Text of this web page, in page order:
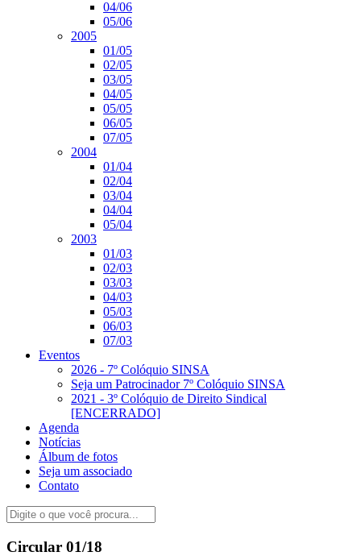
04/06
05/06
2005
01/05
02/05
03/05
04/05
05/05
06/05
07/05
2004
01/04
02/04
03/04
04/04
05/04
2003
01/03
02/03
03/03
04/03
05/03
06/03
07/03
Eventos
2026 - 7º Colóquio SINSA
Seja um Patrocinador 7º Colóquio SINSA
2021 - 3º Colóquio de Direito Sindical
[ENCERRADO]
Agenda
Notícias
Álbum de fotos
Seja um associado
Contato
Circular 01/18